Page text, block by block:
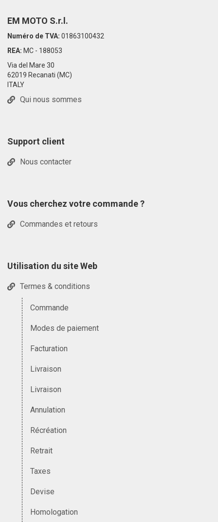
EM MOTO S.r.l.
Numéro de TVA: 01863100432
REA: MC - 188053
Via del Mare 30
62019 Recanati (MC)
ITALY
Qui nous sommes
Support client
Nous contacter
Vous cherchez votre commande ?
Commandes et retours
Utilisation du site Web
Termes & conditions
Commande
Modes de paiement
Facturation
Livraison
Livraison
Annulation
Récréation
Retrait
Taxes
Devise
Homologation